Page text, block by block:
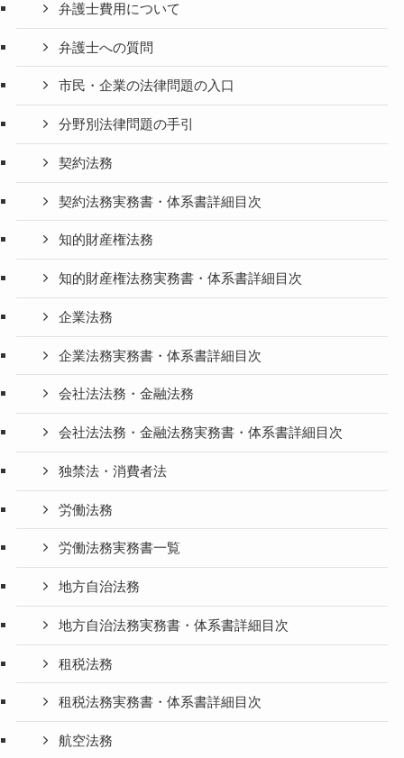
弁護士費用について
弁護士への質問
市民・企業の法律問題の入口
分野別法律問題の手引
契約法務
契約法務実務書・体系書詳細目次
知的財産権法務
知的財産権法務実務書・体系書詳細目次
企業法務
企業法務実務書・体系書詳細目次
会社法法務・金融法務
会社法法務・金融法務実務書・体系書詳細目次
独禁法・消費者法
労働法務
労働法務実務書一覧
地方自治法務
地方自治法務実務書・体系書詳細目次
租税法務
租税法務実務書・体系書詳細目次
航空法務